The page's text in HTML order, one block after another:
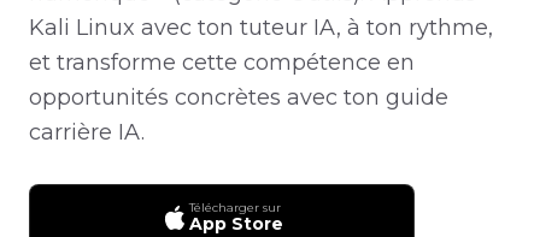
Kali Linux avec ton tuteur IA, à ton rythme,
et transforme cette compétence en
opportunités concrètes avec ton guide
carrière IA.
Télécharger sur
App Store